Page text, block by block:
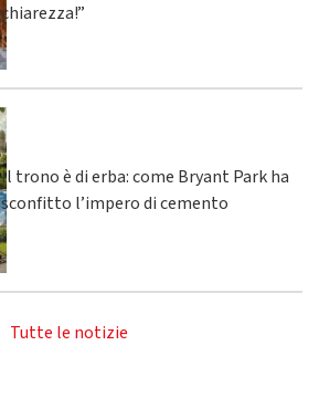
chiarezza!”
Il trono è di erba: come Bryant Park ha
sconfitto l’impero di cemento
Tutte le notizie